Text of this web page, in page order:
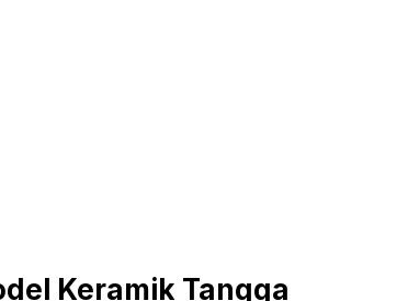
Keramik Tangga